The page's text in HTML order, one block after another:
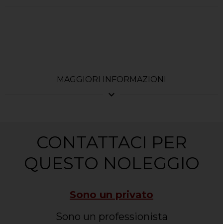
MAGGIORI INFORMAZIONI
expand_more
CONTATTACI PER
QUESTO NOLEGGIO
Sono un privato
Sono un professionista